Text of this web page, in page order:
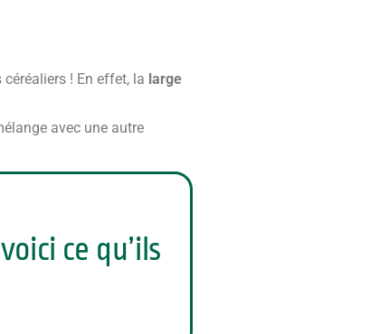
! En effet, la large
avec une autre
ce qu’ils